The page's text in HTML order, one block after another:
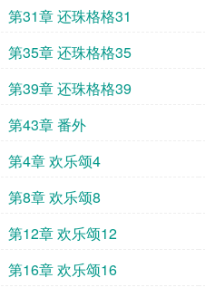
第31章 还珠格格31
第35章 还珠格格35
第39章 还珠格格39
第43章 番外
第4章 欢乐颂4
第8章 欢乐颂8
第12章 欢乐颂12
第16章 欢乐颂16